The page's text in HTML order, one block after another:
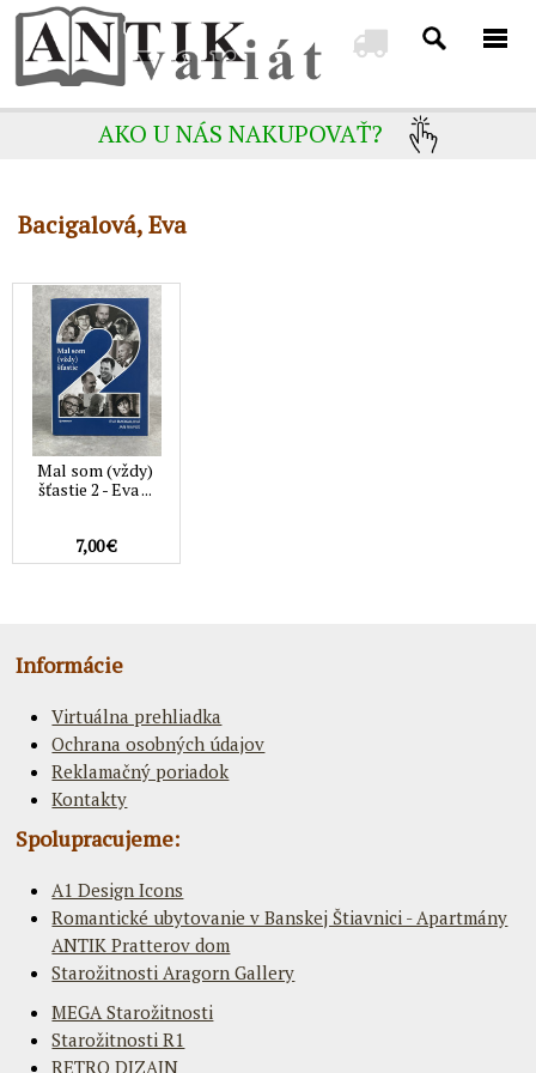
AKO U NÁS NAKUPOVAŤ?
Bacigalová, Eva
Mal som (vždy)
šťastie 2 - Eva ...
7,00 €
Informácie
Virtuálna prehliadka
Ochrana osobných údajov
Reklamačný poriadok
Kontakty
Spolupracujeme:
A1 Design Icons
Romantické ubytovanie v Banskej Štiavnici - Apartmány
ANTIK Pratterov dom
Starožitnosti Aragorn Gallery
MEGA Starožitnosti
Starožitnosti R1
RETRO DIZAJN